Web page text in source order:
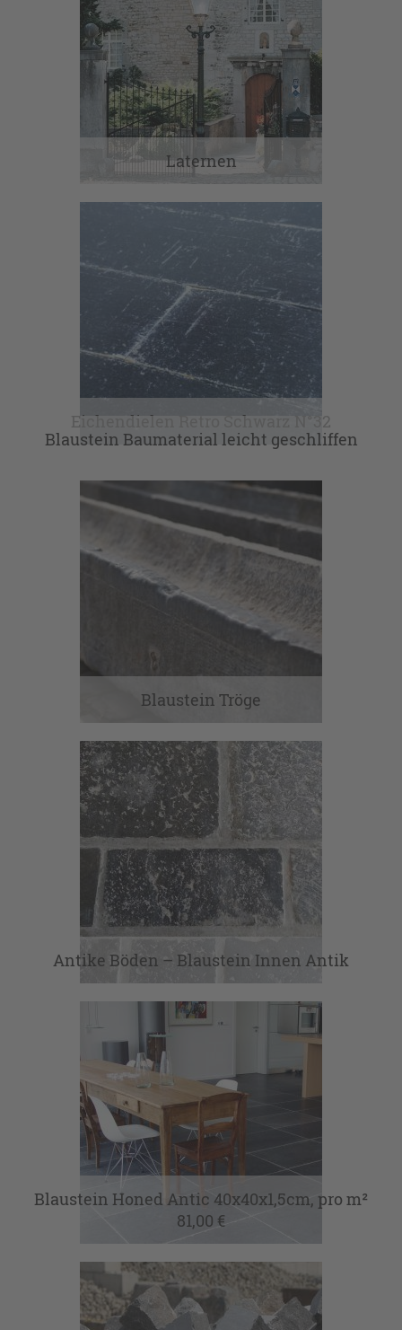
Laternen
Eichendielen Retro Schwarz N°32
Blaustein Baumaterial leicht geschliffen
Blaustein Tröge
Antike Böden – Blaustein Innen Antik
Blaustein Honed Antic 40x40x1,5cm, pro m²
81,00 €